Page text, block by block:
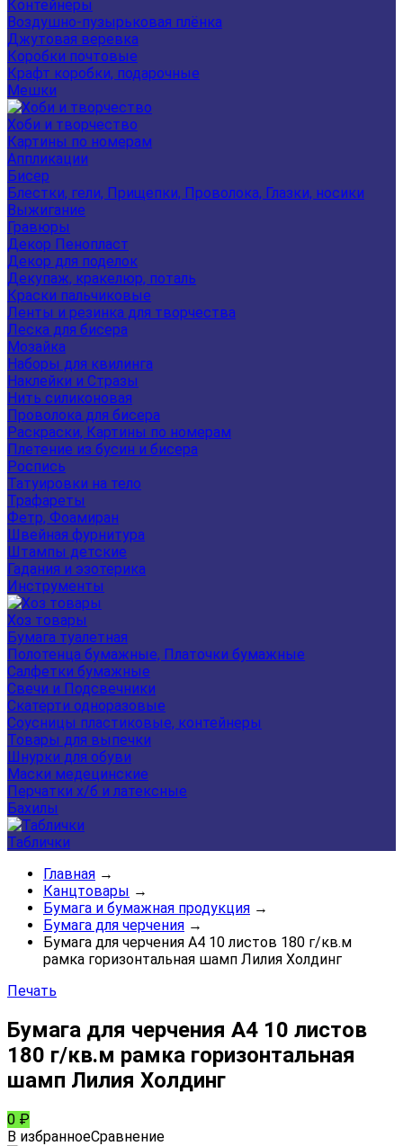
Контейнеры
Воздушно-пузырьковая плёнка
Джутовая веревка
Коробки почтовые
Крафт коробки, подарочные
Мешки
Хоби и творчество
Картины по номерам
Аппликации
Бисер
Блестки, гели, Прищепки, Проволока, Глазки, носики
Выжигание
Гравюры
Декор Пенопласт
Декор для поделок
Декупаж, кракелюр, поталь
Краски пальчиковые
Ленты и резинка для творчества
Леска для бисера
Мозайка
Наборы для квилинга
Наклейки и Стразы
Нить силиконовая
Проволока для бисера
Раскраски, Картины по номерам
Плетение из бусин и бисера
Роспись
Татуировки на тело
Трафареты
Фетр, Фоамиран
Швейная фурнитура
Штампы детские
Гадания и эзотерика
Инструменты
Хоз товары
Бумага туалетная
Полотенца бумажные, Платочки бумажные
Салфетки бумажные
Свечи и Подсвечники
Скатерти одноразовые
Соусницы пластиковые, контейнеры
Товары для выпечки
Шнурки для обуви
Маски медецинские
Перчатки х/б и латексные
Бахилы
Таблички
Главная →
Канцтовары →
Бумага и бумажная продукция →
Бумага для черчения →
Бумага для черчения А4 10 листов 180 г/кв.м
рамка горизонтальная шамп Лилия Холдинг
Печать
Бумага для черчения А4 10 листов
180 г/кв.м рамка горизонтальная
шамп Лилия Холдинг
0 ₽
В избранноеСравнение